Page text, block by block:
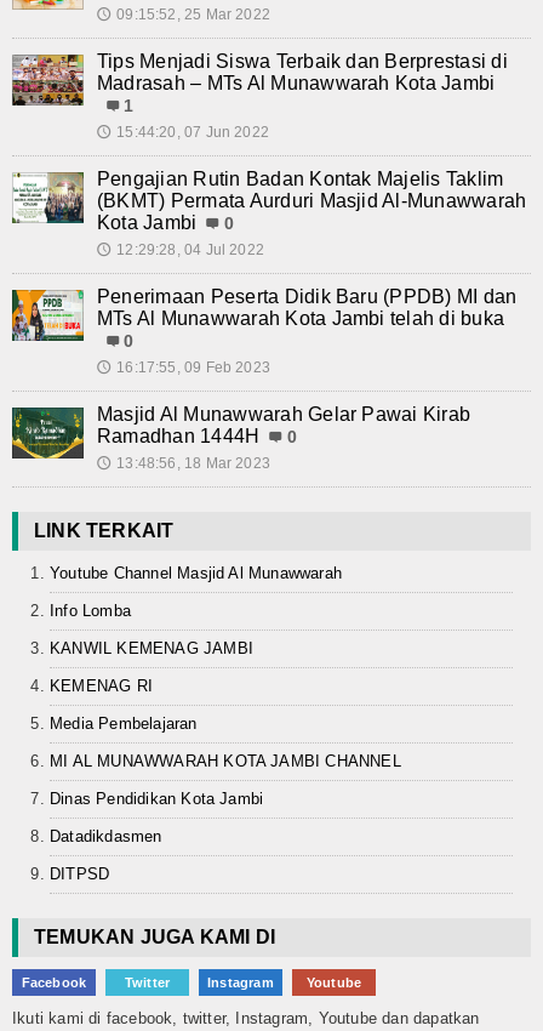
🕔 09:15:52, 25 Mar 2022
Tips Menjadi Siswa Terbaik dan Berprestasi di
Madrasah – MTs Al Munawwarah Kota Jambi
1
🕔 15:44:20, 07 Jun 2022
Pengajian Rutin Badan Kontak Majelis Taklim
(BKMT) Permata Aurduri Masjid Al-Munawwarah
Kota Jambi
0
🕔 12:29:28, 04 Jul 2022
Penerimaan Peserta Didik Baru (PPDB) MI dan
MTs Al Munawwarah Kota Jambi telah di buka
0
🕔 16:17:55, 09 Feb 2023
Masjid Al Munawwarah Gelar Pawai Kirab
Ramadhan 1444H
0
🕔 13:48:56, 18 Mar 2023
LINK TERKAIT
Youtube Channel Masjid Al Munawwarah
Info Lomba
KANWIL KEMENAG JAMBI
KEMENAG RI
Media Pembelajaran
MI AL MUNAWWARAH KOTA JAMBI CHANNEL
Dinas Pendidikan Kota Jambi
Datadikdasmen
DITPSD
TEMUKAN JUGA KAMI DI
Facebook Twitter Instagram Youtube
Ikuti kami di facebook, twitter, Instagram, Youtube dan dapatkan